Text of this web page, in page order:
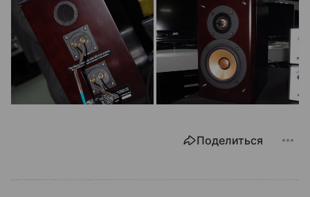
Поделиться